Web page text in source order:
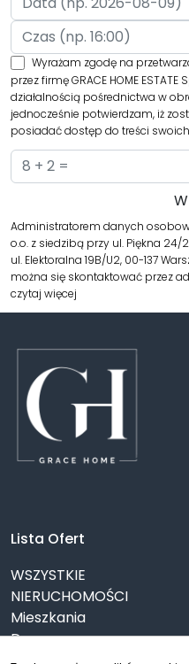
Wyrażam zgodę na
przez firmę GRACE HOME
działalnością pośrednictwa w
jednocześnie potwierdzam, iż
posiadać dostęp do treści
Administratorem danych
o.o. z siedzibą przy ul. Piękna 24/
ul. Elektoralna 19B/U2, 00-137
można się skontaktować przez
czytaj więcej
Lista Ofert
WSZYSTKIE
NIERUCHOMOŚCI
Mieszkania
Domy